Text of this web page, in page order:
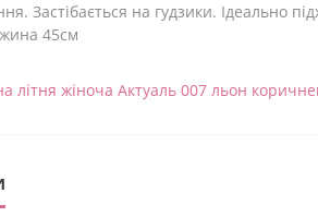
Застібається на гудзики. Ідеально
45см
літня жіноча Актуаль 007 льон